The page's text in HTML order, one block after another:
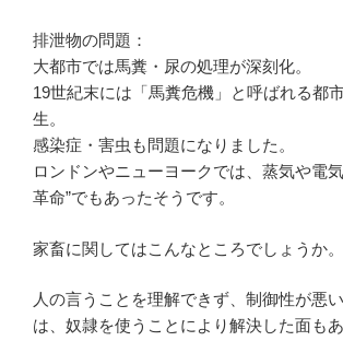
排泄物の問題：
大都市では馬糞・尿の処理が深刻化。
19世紀末には「馬糞危機」と呼ばれる都
生。
感染症・害虫も問題になりました。
ロンドンやニューヨークでは、蒸気や電
革命”でもあったそうです。
家畜に関してはこんなところでしょうか。
人の言うことを理解できず、制御性が悪
は、奴隷を使うことにより解決した面もあ